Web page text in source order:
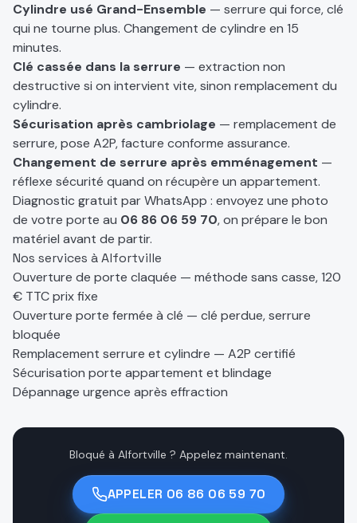
Cylindre usé Grand-Ensemble — serrure qui force, clé
qui ne tourne plus. Changement de cylindre en 15
minutes.
Clé cassée dans la serrure — extraction non
destructive si on intervient vite, sinon remplacement du
cylindre.
Sécurisation après cambriolage — remplacement de
serrure, pose A2P, facture conforme assurance.
Changement de serrure après emménagement —
réflexe sécurité quand on récupère un appartement.
Diagnostic gratuit par WhatsApp : envoyez une photo
de votre porte au 06 86 06 59 70, on prépare le bon
matériel avant de partir.
Nos services àAlfortville
Ouverture de porte claquée — méthode sans casse, 120
€ TTC prix fixe
Ouverture porte fermée à clé — clé perdue, serrure
bloquée
Remplacement serrure et cylindre — A2P certifié
Sécurisation porte appartement et blindage
Dépannage urgence après effraction
Bloqué à Alfortville ? Appelez maintenant.
APPELER 06 86 06 59 70